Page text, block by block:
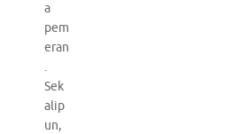
a
pem
eran
.
Sek
alip
un,